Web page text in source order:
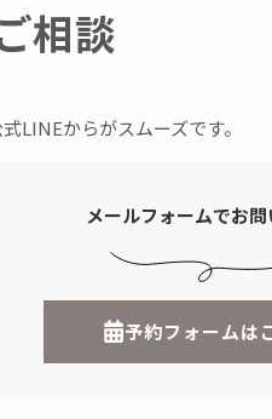
相談
LINEからがスムーズです。
メールフォームでお
予約フォームは